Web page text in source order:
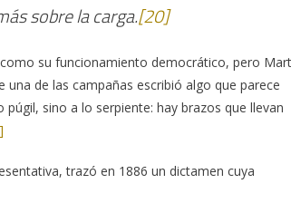
sobre la carga.[20]
su funcionamiento democrático, pero
de las campañas escribió algo que parece
sino a lo serpiente: hay brazos que llevan
trazó en 1886 un dictamen cuya